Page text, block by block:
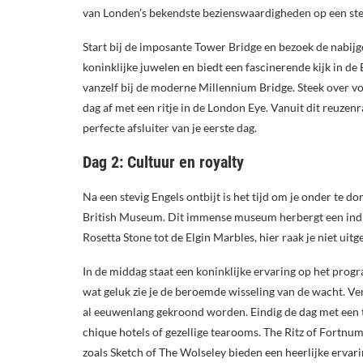
van Londen’s bekendste bezienswaardigheden op een
Start bij de imposante Tower Bridge en bezoek de
koninklijke juwelen en biedt een fascinerende kijk in
vanzelf bij de moderne Millennium Bridge. Steek over
dag af met een ritje in de London Eye. Vanuit dit
perfecte afsluiter van je eerste dag.
Dag 2: Cultuur en royalty
Na een stevig Engels ontbijt is het tijd om je onder te
British Museum. Dit immense museum herbergt een
Rosetta Stone tot de Elgin Marbles, hier raak je niet
In de middag staat een koninklijke ervaring op het
wat geluk zie je de beroemde wisseling van de wacht.
al eeuwenlang gekroond worden. Eindig de dag met
chique hotels of gezellige tearooms. The Ritz of
zoals Sketch of The Wolseley bieden een heerlijke